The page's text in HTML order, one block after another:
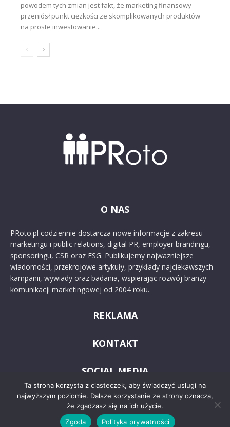
powodem tych zmian jest fakt, że marketing finansowy
przeniósł punkt ciężkości ze skomplikowanych produktów
na proste inwestowanie...
O NAS
PRoto.pl codziennie dostarcza nowe informacje z zakresu
marketingu i public relations, digital PR, employer brandingu,
sponsoringu, CSR oraz ESG. Publikujemy najważniejsze
wiadomości, przekrojowe artykuły, przykłady najciekawszych
kampanii, wywiady oraz badania, wspierając rozwój branży
komunikacji marketingowej od 2004 roku.
REKLAMA
KONTAKT
SOCIAL MEDIA
Ta strona korzysta z ciasteczek, aby świadczyć usługi na
najwyższym poziomie. Dalsze korzystanie ze strony oznacza,
że zgadzasz się na ich użycie.
Zgoda
Polityka prywatności